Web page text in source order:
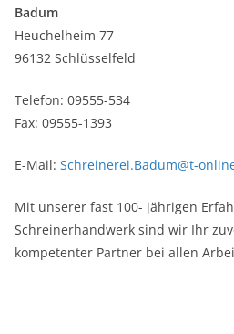
Badum
Heuchelheim 77
96132 Schlüsselfeld
Telefon: 09555-534
Fax: 09555-1393
E-Mail: Schreinerei.Badum@t-
Mit unserer fast 100- jährigen
Schreinerhandwerk sind wir Ihr
kompetenter Partner bei allen